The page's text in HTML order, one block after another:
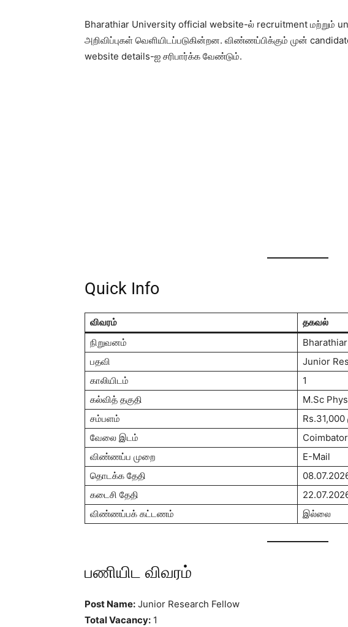
Bharathiar University official website-ல் recruitment மற்றும்
அறிவிப்புகள் வெளியிடப்படுகின்றன. விண்ணப்பிக்கும் முன்
website details-ஐ சரிபார்க்க வேண்டும்.
Quick Info
விவரம்
தகவல்
நிறுவனம்
பதவி
Junior
காலியிடம்
1
கல்வித் தகுதி
M.Sc
சம்பளம்
வேலை இடம்
விண்ணப்ப முறை
E-Mail
தொடக்க தேதி
கடைசி தேதி
விண்ணப்பக் கட்டணம்
இல்லை
பணியிட விவரம்
Post Name: Junior Research Fellow
Total Vacancy: 1